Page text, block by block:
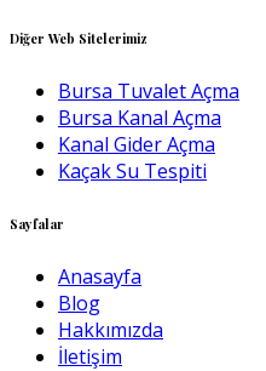
Diğer Web Sitelerimiz
Bursa Tuvalet Açma
Bursa Kanal Açma
Kanal Gider Açma
Kaçak Su Tespiti
Sayfalar
Anasayfa
Blog
Hakkımızda
İletişim